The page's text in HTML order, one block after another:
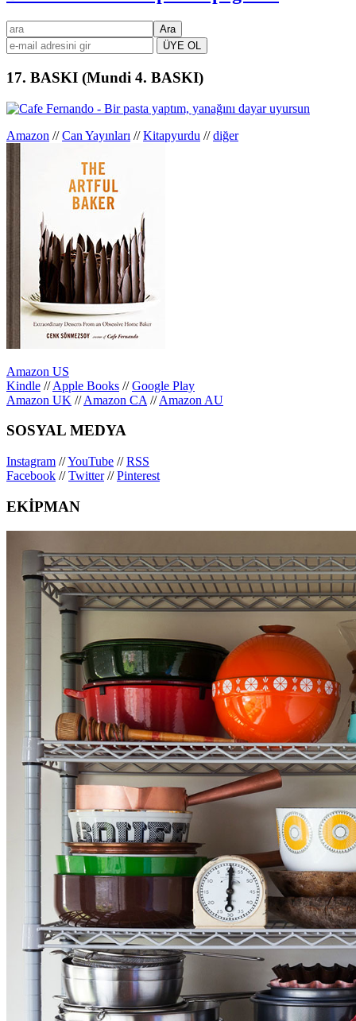
Birincil
kenar
çubuğu
ara
17. BASKI (Mundi 4. BASKI)
Amazon //Can Yayınları //Kitapyurdu //diğer
Amazon US
Kindle //Apple Books //Google Play
Amazon UK //Amazon CA //Amazon AU
SOSYAL MEDYA
Instagram //YouTube //RSS
Facebook //Twitter//Pinterest
EKİPMAN